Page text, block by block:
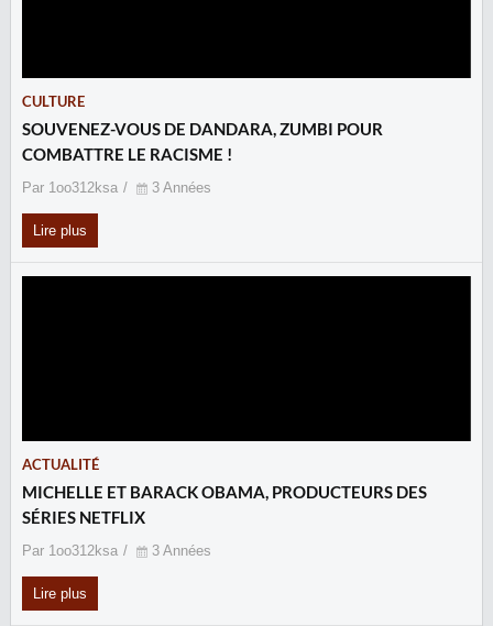
CULTURE
SOUVENEZ-VOUS DE DANDARA, ZUMBI POUR
COMBATTRE LE RACISME !
Par 1oo312ksa 3 Années
Lire plus
ACTUALITÉ
MICHELLE ET BARACK OBAMA, PRODUCTEURS DES
SÉRIES NETFLIX
Par 1oo312ksa 3 Années
Lire plus